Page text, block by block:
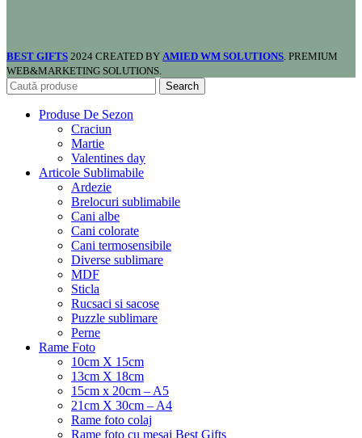
BEST GIFTS 2024 CREATED BY AMIED WM SOLUTIONS. PREMIUM
WEB&MARKETING SOLUTIONS.
Search
Produse De Sezon
Craciun
Martie
Valentines day
Articole Sublimabile
Ardezie
Brelocuri sublimabile
Cani albe
Cani colorate
Cani termosensibile
Diverse sublimare
MDF
Sticla
Rucsaci si sacose
Puzzle sublimare
Perne
Rame Foto
10cm X 15cm
13cm X 18cm
15cm x 20cm – A5
21cm X 30cm – A4
Rame foto colaj
Rame foto cu mesaj Best Gifts